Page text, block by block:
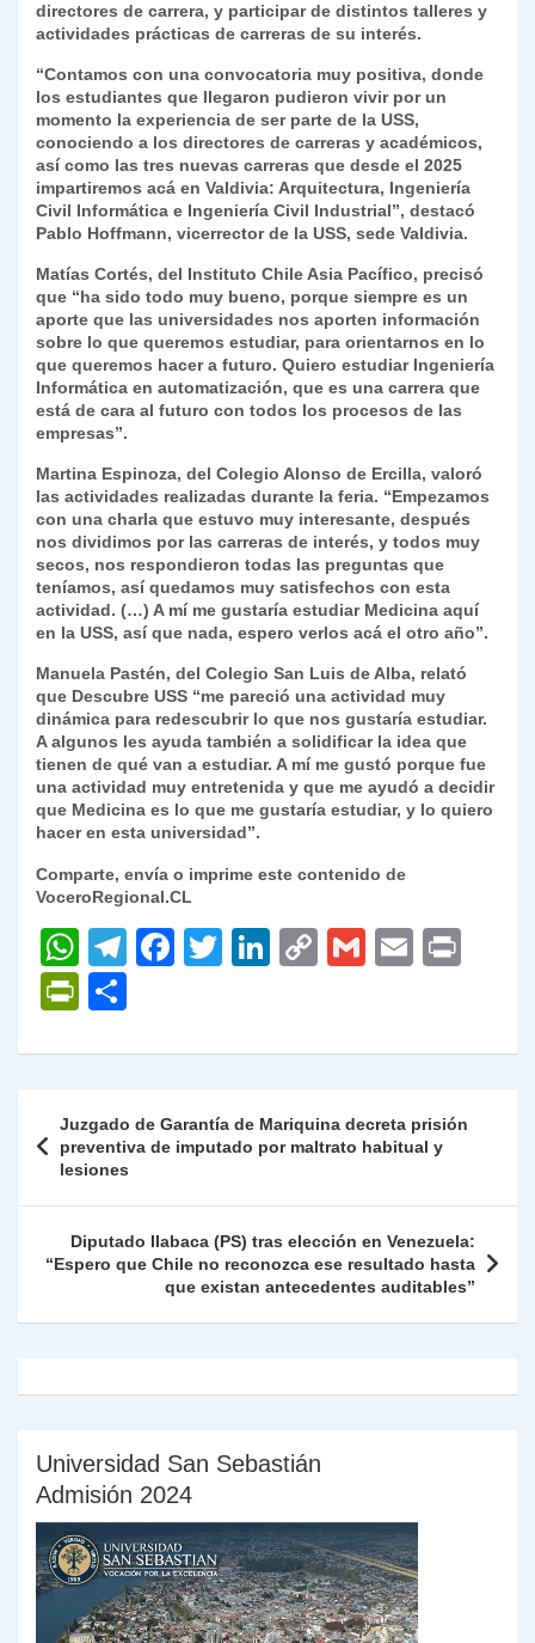
directores de carrera, y participar de distintos talleres y
actividades prácticas de carreras de su interés.
“Contamos con una convocatoria muy positiva, donde
los estudiantes que llegaron pudieron vivir por un
momento la experiencia de ser parte de la USS,
conociendo a los directores de carreras y académicos,
así como las tres nuevas carreras que desde el 2025
impartiremos acá en Valdivia: Arquitectura, Ingeniería
Civil Informática e Ingeniería Civil Industrial”, destacó
Pablo Hoffmann, vicerrector de la USS, sede Valdivia.
Matías Cortés, del Instituto Chile Asia Pacífico, precisó
que “ha sido todo muy bueno, porque siempre es un
aporte que las universidades nos aporten información
sobre lo que queremos estudiar, para orientarnos en lo
que queremos hacer a futuro. Quiero estudiar Ingeniería
Informática en automatización, que es una carrera que
está de cara al futuro con todos los procesos de las
empresas”.
Martina Espinoza, del Colegio Alonso de Ercilla, valoró
las actividades realizadas durante la feria. “Empezamos
con una charla que estuvo muy interesante, después
nos dividimos por las carreras de interés, y todos muy
secos, nos respondieron todas las preguntas que
teníamos, así quedamos muy satisfechos con esta
actividad. (…) A mí me gustaría estudiar Medicina aquí
en la USS, así que nada, espero verlos acá el otro año”.
Manuela Pastén, del Colegio San Luis de Alba, relató
que Descubre USS “me pareció una actividad muy
dinámica para redescubrir lo que nos gustaría estudiar.
A algunos les ayuda también a solidificar la idea que
tienen de qué van a estudiar. A mí me gustó porque fue
una actividad muy entretenida y que me ayudó a decidir
que Medicina es lo que me gustaría estudiar, y lo quiero
hacer en esta universidad”.
Comparte, envía o imprime este contenido de
VoceroRegional.CL
W
h
at
s
p
p
T
gr
m
F
e
o
k
T
er
Li
e
n
C
y
n
G
l
E
l
P
nt
Fr
ie
n
dl
y
m
p
ar
tir
de
entradas
Juzgado de Garantía de Mariquina decreta prisión
preventiva de imputado por maltrato habitual y
lesiones
Diputado Ilabaca (PS) tras elección en Venezuela:
“Espero que Chile no reconozca ese resultado hasta
que existan antecedentes auditables”
Universidad San Sebastián
Admisión 2024